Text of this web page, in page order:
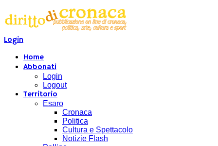
Login
Home
Abbonati
Login
Logout
Territorio
Esaro
Cronaca
Politica
Cultura e Spettacolo
Notizie Flash